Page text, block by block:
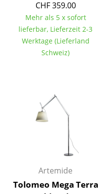
CHF 359.00
Mehr als 5 x sofort
lieferbar, Lieferzeit 2-3
Werktage (Lieferland
Schweiz)
Artemide
Tolomeo Mega Terra